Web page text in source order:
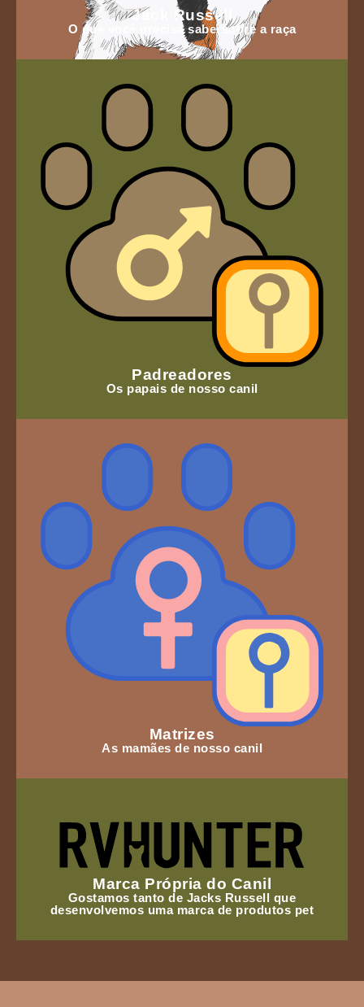
Jack Russell
O que você precisa sabersobre a raça
Padreadores
Os papais de nosso canil
Matrizes
As mamães de nosso canil
Marca Própria do Canil
Gostamos tanto de Jacks Russell que
desenvolvemos uma marca de produtos pet